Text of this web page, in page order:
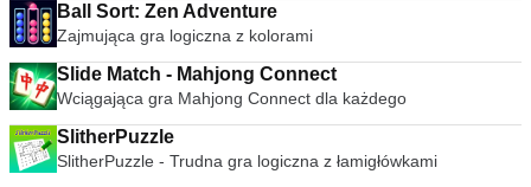
Ball Sort: Zen Adventure
Zajmująca gra logiczna z kolorami
Slide Match - Mahjong Connect
Wciągająca gra Mahjong Connect dla każdego
SlitherPuzzle
SlitherPuzzle - Trudna gra logiczna z łamigłówkami